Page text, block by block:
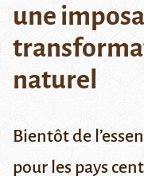
une
naturel
Bientôt de
pour les pays